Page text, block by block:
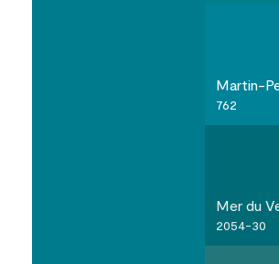
Martin-
762
Mer du
2054-30